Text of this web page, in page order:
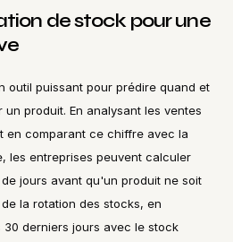
de stock pour une
outil puissant pour prédire quand et
produit. En analysant les ventes
en comparant ce chiffre avec la
les entreprises peuvent calculer
jours avant qu'un produit ne soit
la rotation des stocks, en
derniers jours avec le stock